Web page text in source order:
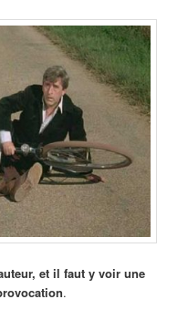
et il faut y voir une
.